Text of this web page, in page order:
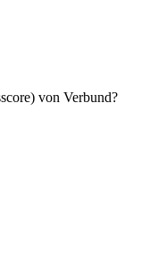
von Verbund?